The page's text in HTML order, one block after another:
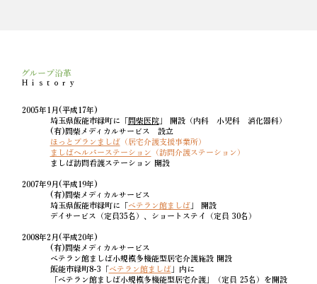
​グループ沿革
Ｈｉｓｔｏｒｙ
2005年1月(平成17年)
埼玉県飯能市緑町に「間柴医院」 開設（内科 小児科 消化器科）
(有)間柴メディカルサービス 設立
ほっとプランましば（居宅介護支援事業所）
ましばヘルパーステーション （訪問介護ステーション）
ましば訪問看護ステーション 開設
2007年9月(平成19年)
(有)間柴メディカルサービス
埼玉県飯能市緑町に「ベテラン館ましば」 開設
デイサービス（定員35名）、ショートステイ（定員 30名）
2008年2月(平成20年)
(有)間柴メディカルサービス
ベテラン館ましば小規模多機能型居宅介護施設 開設
飯能市緑町8-3「ベテラン館ましば」内に
「ベテラン館ましば小規模多機能型居宅介護」（定員 25名）を開設